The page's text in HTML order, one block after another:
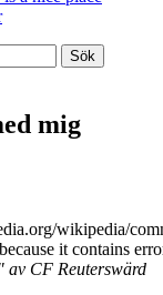
mig
av CF Reuterswärd